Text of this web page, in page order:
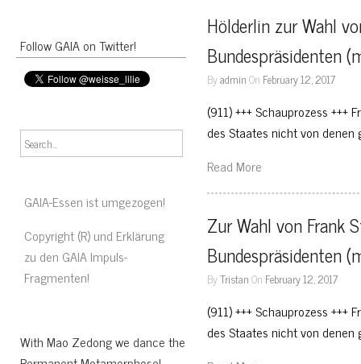
Follow GAIA on Twitter!
GAIA-Essen ist umgezogen!
Copyright (R) und Erklärung
zu den GAIA Impuls-
Fragmenten!
With Mao Zedong we dance the
Hölderlin zur Wahl
Bundespräsidenten
ByadminOn February 12, 2017
(911) +++ Schauprozess
des Staates nicht von
Read More
Zur Wahl von Frank
Bundespräsidenten
ByTristanOn February 12, 2017
(911) +++ Schauprozess
des Staates nicht von